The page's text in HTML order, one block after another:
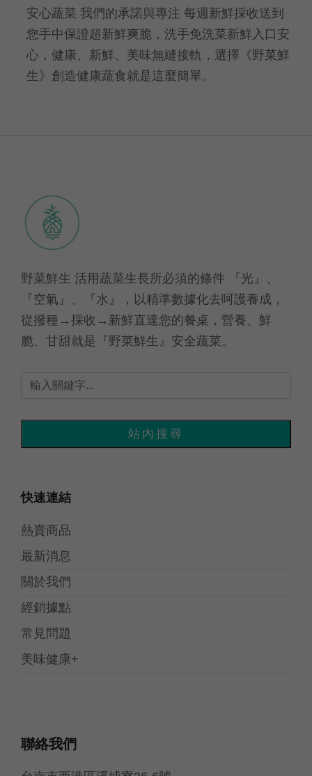
安心蔬菜 我們的承諾與專注 每週新鮮採收送到
您手中保證超新鮮爽脆，洗手免洗菜新鮮入口安
心，健康、新鮮、美味無縫接軌，選擇《野菜鮮
生》創造健康蔬食就是這麼簡單。
野菜鮮生 活用蔬菜生長所必須的條件 『光』、
『空氣』、『水』，以精準數據化去呵護養成，
從撥種→採收→新鮮直達您的餐桌，營養、鮮
脆、甘甜就是『野菜鮮生』安全蔬菜。
快速連結
熱賣商品
最新消息
關於我們
經銷據點
常見問題
美味健康+
聯絡我們